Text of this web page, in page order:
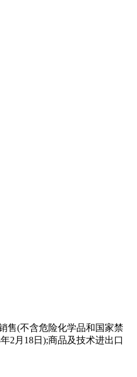
售(不含危险化学品和国家禁
2月18日);商品及技术进出口